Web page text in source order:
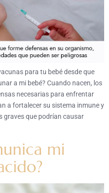
para tu bebé desde que
a mi bebé? Cuando nacen, los
necesarias para enfrentar
a fortalecer su sistema inmune y
graves que podrían causar
mi